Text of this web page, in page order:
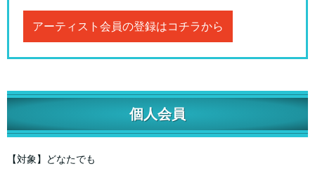
アーティスト会員の登録はコチラから
個人会員
【対象】どなたでも